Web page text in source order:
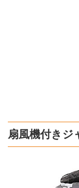
扇風機付きジ